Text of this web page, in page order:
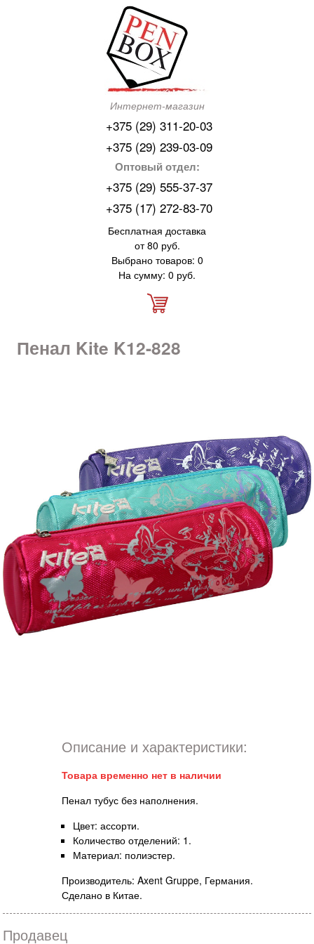
Интернет-магазин
+375 (29) 311-20-03
+375 (29) 239-03-09
Оптовый отдел:
+375 (29) 555-37-37
+375 (17) 272-83-70
Бесплатная доставка
от 80 руб.
Выбрано товаров: 0
На сумму: 0 руб.
Пенал Kite K12-828
Описание и характеристики:
Товара временно нет в наличии
Пенал тубус без наполнения.
Цвет: ассорти.
Количество отделений: 1.
Материал: полиэстер.
Производитель: Axent Gruppe, Германия.
Сделано в Китае.
Продавец